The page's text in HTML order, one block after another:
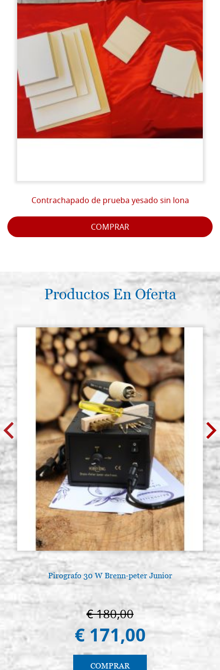
sitio):http://ec.europa.eu/taxation_customs/vies/?locale=it.
Para los clientes fuera de la UE, los precios no son sujetos a IVA
con arreglo al
artículo 8, letra A del Decreto Presidencial 633/72.
Contrachapado de prueba yesado sin lona
COMPRAR
Productos En Oferta
Pirografo 30 W Brenn-peter Junior
€ 180,00
€ 171,00
COMPRAR